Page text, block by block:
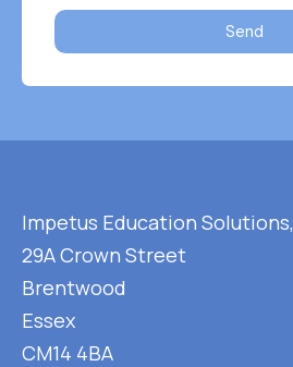
Send
Impetus Education Solutions,
29A Crown Street
Brentwood
Essex
CM14 4BA